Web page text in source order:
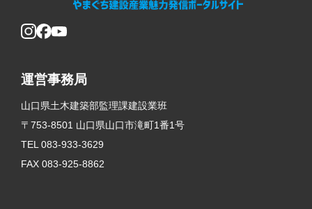
運営事務局
山口県土木建築部監理課建設業班
〒753-8501 山口県山口市滝町1番1号
TEL 083-933-3629
FAX 083-925-8862